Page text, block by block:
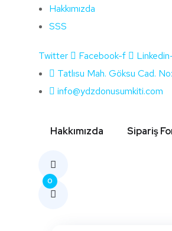
Hakkımızda
SSS
Twitter Facebook-f
Tatlısu Mah. Göksu Cad.
info@ydzdonusumkiti.com
Hakkımızda Sipariş
0
Etiket: